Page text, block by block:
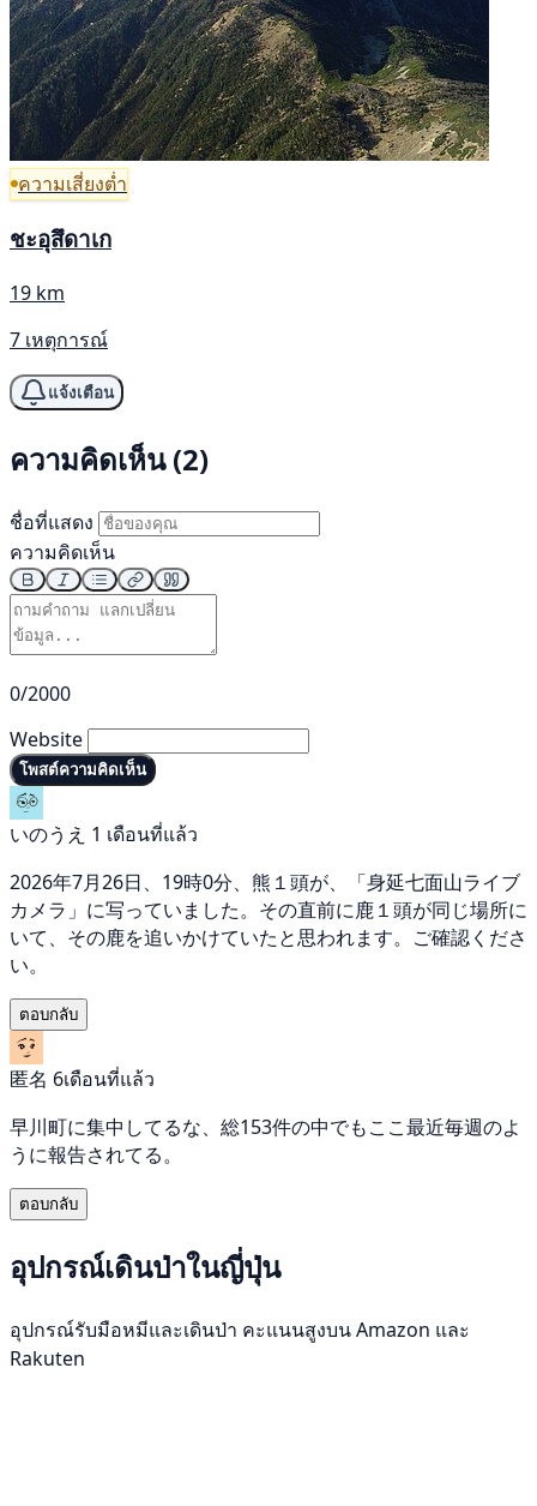
ความเสี่ยงต่ำ
ชะอุสึดาเก
19 km
7 เหตุการณ์
แจ้งเตือน
ความคิดเห็น (2)
ชื่อที่แสดง
ความคิดเห็น
0/2000
Website
โพสต์ความคิดเห็น
いのうえ 1 เดือนที่แล้ว
2026年7月26日、19時0分、熊１頭が、「身延七面山ライブ
カメラ」に写っていました。その直前に鹿１頭が同じ場所に
いて、その鹿を追いかけていたと思われます。ご確認くださ
い。
ตอบกลับ
匿名 6เดือนที่แล้ว
早川町に集中してるな、総153件の中でもここ最近毎週のよ
うに報告されてる。
ตอบกลับ
อุปกรณ์เดินป่าในญี่ปุ่น
อุปกรณ์รับมือหมีและเดินป่า คะแนนสูงบน Amazon และ
Rakuten